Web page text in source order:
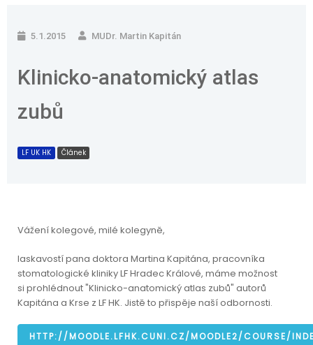
5.1.2015 MUDr. Martin Kapitán
Klinicko-anatomický atlas
zubů
LF UK HK Článek
Vážení kolegové, milé kolegyně,
laskavostí pana doktora Martina Kapitána, pracovníka
stomatologické kliniky LF Hradec Králové, máme možnost
si prohlédnout "Klinicko-anatomický atlas zubů" autorů
Kapitána a Krse z LF HK. Jistě to přispěje naší odbornosti.
HTTP://MOODLE.LFHK.CUNI.CZ/MOODLE2/COURSE/